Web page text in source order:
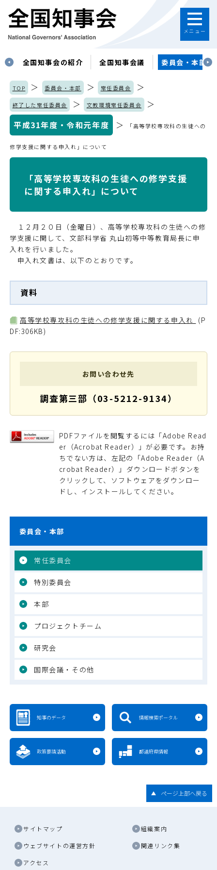
メニュー
全国知事会の紹介 全国知事会議 委員会・本部
TOP ＞ 委員会・本部 ＞ 常任委員会 ＞
終了した常任委員会 ＞ 文教環境常任委員会
＞
平成31年度・令和元年度
＞ 「高等学校専攻科の生徒への
修学支援に関する申入れ」について
「高等学校専攻科の生徒への修学支援
に関する申入れ」について
１２月２０日（金曜日）、高等学校専攻科の生徒への修
学支援に関して、文部科学省 丸山初等中等教育局長に申
入れを行いました。
申入れ文書は、以下のとおりです。
資料
高等学校専攻科の生徒への修学支援に関する申入れ (P
DF:306KB)
お問い合わせ先
調査第三部（03-5212-9134）
PDFファイルを閲覧するには「Adobe Read
er（Acrobat Reader）」が必要です。お持
ちでない方は、左記の「Adobe Reader（A
crobat Reader）」ダウンロードボタンを
クリックして、ソフトウェアをダウンロー
ドし、インストールしてください。
委員会・本部
常任委員会
特別委員会
本部
プロジェクトチーム
研究会
国際会議・その他
知事のデータ 情報検索ポータル
政策要請活動 都道府県情報
ページ上部へ戻る
サイトマップ 組織案内
ウェブサイトの運営方針 関連リンク集
アクセス